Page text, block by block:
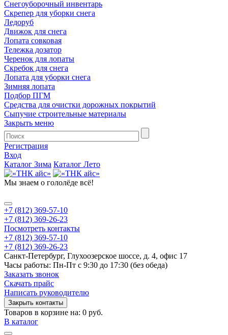
Снегоуборочный инвентарь
Скрепер для уборки снега
Ледоруб
Движок для снега
Лопата совковая
Тележка дозатор
Черенок для лопаты
Скребок для снега
Лопата для уборки снега
Зимняя лопата
Подбор ПГМ
Средства для очистки дорожных покрытий
Сыпучие строительные материалы
Закрыть меню
Регистрация
Вход
Каталог Зима Каталог Лето
Мы знаем о гололёде всё!
+7 (812) 369-57-10
+7 (812) 369-26-23
Посмотреть контакты
+7 (812) 369-57-10
+7 (812) 369-26-23
Санкт-Петербург, Глухоозерское шоссе, д. 4, офис 17
Часы работы: Пн-Пт с 9:30 до 17:30 (без обеда)
Заказать звонок
Скачать прайс
Написать руководителю
Закрыть контакты
Товаров в корзине на: 0 руб.
В каталог